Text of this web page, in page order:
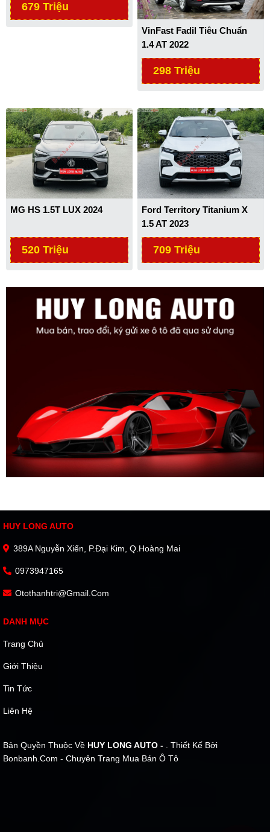
679 Triệu
VinFast Fadil Tiêu Chuẩn
1.4 AT 2022
298 Triệu
MG HS 1.5T LUX 2024
520 Triệu
Ford Territory Titanium X
1.5 AT 2023
709 Triệu
HUY LONG AUTO
389A Nguyễn Xiển, P.Đại Kim, Q.Hoàng Mai
0973947165
Otothanhtri@gmail.com
DANH MỤC
Trang Chủ
Giới Thiệu
Tin Tức
Liên Hệ
Bản Quyền Thuộc Về HUY LONG AUTO -
. Thiết Kế Bởi
Bonbanh.com - Chuyên Trang Mua Bán Ô Tô